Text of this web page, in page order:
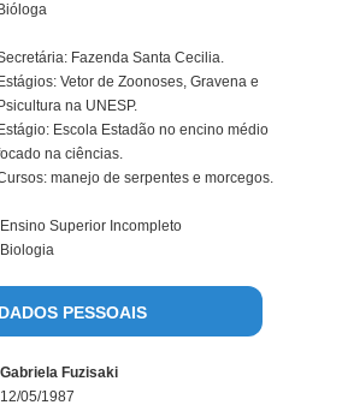
Bióloga
Fazenda Santa Cecilia.
Estágios: Vetor de Zoonoses, Gravena e
Psicultura na UNESP.
Estágio: Escola Estadão no encino médio
na ciências.
manejo de serpentes e morcegos.
Ensino Superior Incompleto
Biologia
DADOS PESSOAIS
Gabriela Fuzisaki
12/05/1987